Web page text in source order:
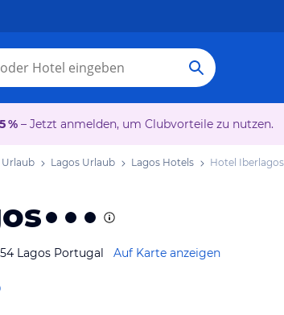
% – Jetzt anmelden, um Clubvorteile zu nutzen.
Lagos Urlaub Lagos Hotels Hotel Iberlagos
Lagos Portugal Auf Karte anzeigen